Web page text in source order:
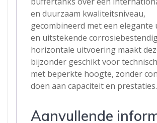
en duurzaam kwaliteitsniveau,
gecombineerd met een
en uitstekende
horizontale uitvoering maakt
bijzonder geschikt voor
met beperkte hoogte, zonder
doen aan capaciteit en prestaties.
Aanvullende